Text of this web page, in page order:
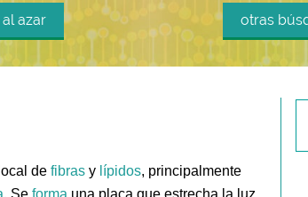
al azar otras
de fibras y lípidos, principalmente